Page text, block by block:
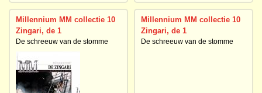
Millennium MM collectie 10
Zingari, de 1
De schreeuw van de stomme
Millennium MM collectie 10
Zingari, de 1
De schreeuw van de stomme